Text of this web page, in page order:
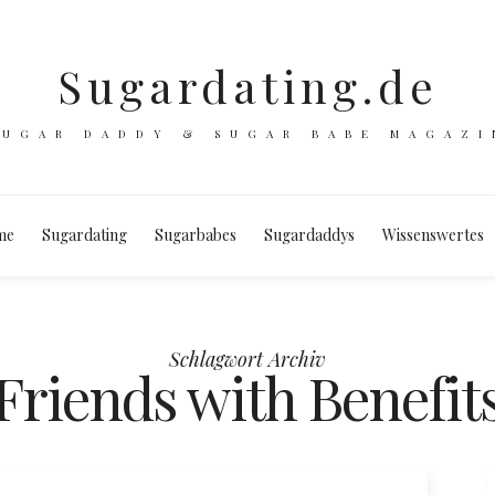
Sugardating.de
DADDY & SUGAR BABE
Sugardating Sugarbabes Sugardaddys Wissenswertes
Schlagwort Archiv
with